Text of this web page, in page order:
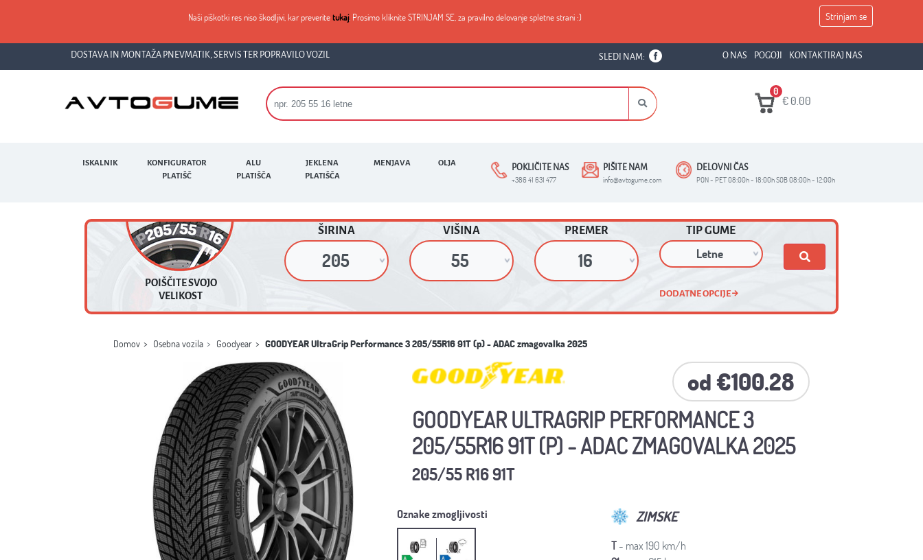
Naši piškotki res niso škodljivi, kar preveritetukaj. Prosimo kliknite STRINJAM SE, za pravilno delovanje spletne strani :) Strinjam se
DOSTAVA IN MONTAŽA PNEVMATIK, SERVIS TER POPRAVILO VOZIL SLEDI NAM: O NAS POGOJI KONTAKTIRAJ NAS
0
€0.00
ISKALNIK
KONFIGURATOR
PLATIŠČ
ALU
PLATIŠČA
JEKLENA
PLATIŠČA
MENJAVA OLJA POKLIČITE NAS
+386 41 631 477
PIŠITE NAM
info@avtogume.com
DELOVNI ČAS
PON - PET 08:00h - 18:00h SOB 08:00h - 12:00h
POIŠČITE SVOJO
VELIKOST
ŠIRINA VIŠINA PREMER TIP GUME
DODATNE OPCIJE
Domov Osebna vozila Goodyear GOODYEAR UltraGrip Performance 3 205/55R16 91T (p) - ADAC zmagovalka 2025
od €100.28
GOODYEAR ULTRAGRIP PERFORMANCE 3
205/55R16 91T (P) - ADAC ZMAGOVALKA 2025
205/55 R16 91T
Oznake zmogljivosti ZIMSKE
T- max 190 km/h